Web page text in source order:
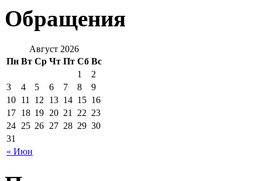
Обращения
Август 2026
Пн Вт Ср Чт Пт Сб Вс
« Июн
1
2
3
4 5 6 7 8
9
10 11 12 13 14 15 16
17 18 19 20 21 22 23
24 25 26 27 28 29 30
31